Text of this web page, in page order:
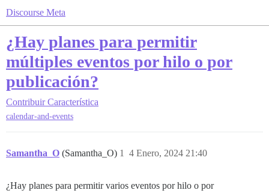
Discourse Meta
¿Hay planes para permitir
múltiples eventos por hilo o por
publicación?
Contribuir Característica
calendar-and-events
Samantha_O (Samantha_O) 4 Enero, 2024 21:40
1
¿Hay planes para permitir varios eventos por hilo o por